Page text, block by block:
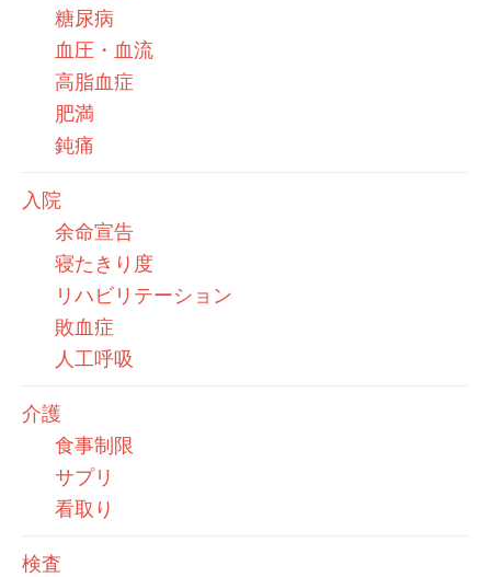
糖尿病
血圧・血流
高脂血症
肥満
鈍痛
入院
余命宣告
寝たきり度
リハビリテーション
敗血症
人工呼吸
介護
食事制限
サプリ
看取り
検査